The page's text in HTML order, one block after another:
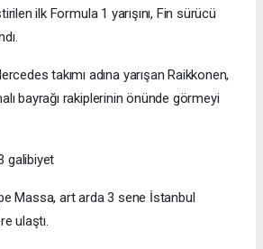
ilk Formula 1 yarışını, Fin sürücü
takımı adına yarışan Raikkonen,
bayrağı rakiplerinin önünde görmeyi
galibiyet
Massa, art arda 3 sene İstanbul
ulaştı.